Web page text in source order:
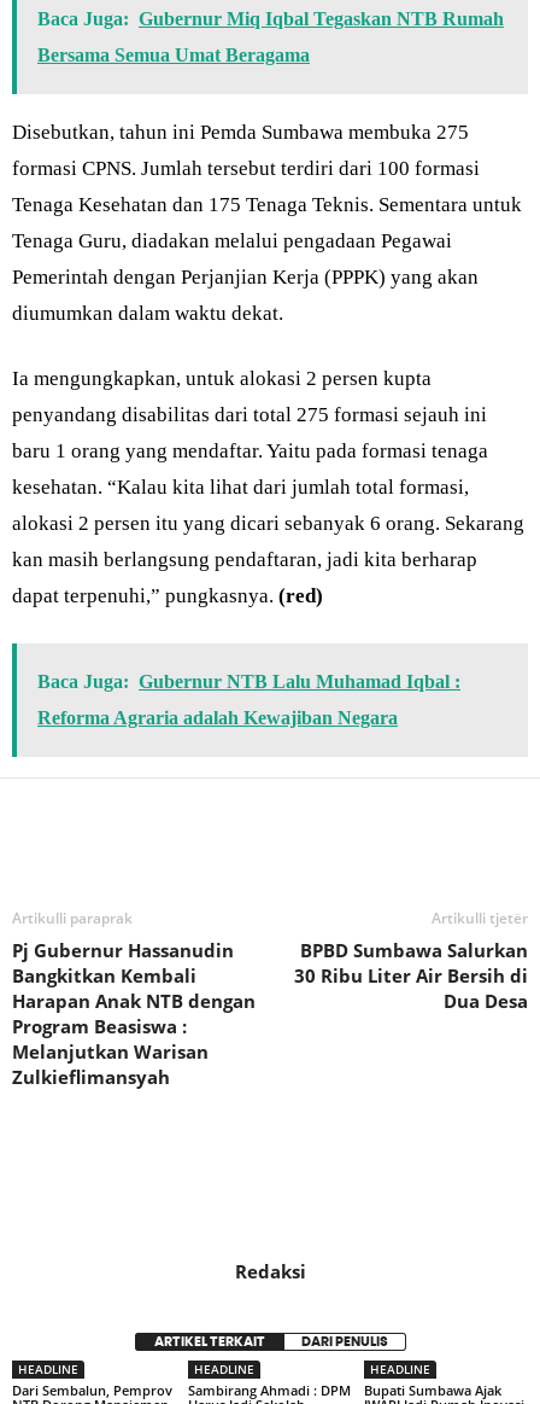
Baca Juga: Gubernur Miq Iqbal Tegaskan NTB Rumah
Bersama Semua Umat Beragama
Disebutkan, tahun ini Pemda Sumbawa membuka 275
formasi CPNS. Jumlah tersebut terdiri dari 100 formasi
Tenaga Kesehatan dan 175 Tenaga Teknis. Sementara untuk
Tenaga Guru, diadakan melalui pengadaan Pegawai
Pemerintah dengan Perjanjian Kerja (PPPK) yang akan
diumumkan dalam waktu dekat.
Ia mengungkapkan, untuk alokasi 2 persen kupta
penyandang disabilitas dari total 275 formasi sejauh ini
baru 1 orang yang mendaftar. Yaitu pada formasi tenaga
kesehatan. “Kalau kita lihat dari jumlah total formasi,
alokasi 2 persen itu yang dicari sebanyak 6 orang. Sekarang
kan masih berlangsung pendaftaran, jadi kita berharap
dapat terpenuhi,” pungkasnya. (red)
Baca Juga: Gubernur NTB Lalu Muhamad Iqbal :
Reforma Agraria adalah Kewajiban Negara
Artikulli paraprak
Pj Gubernur Hassanudin
Bangkitkan Kembali
Harapan Anak NTB dengan
Program Beasiswa :
Melanjutkan Warisan
Zulkieflimansyah
Artikulli tjetër
BPBD Sumbawa Salurkan
30 Ribu Liter Air Bersih di
Dua Desa
Redaksi
ARTIKEL TERKAIT DARI PENULIS
HEADLINE
Dari Sembalun, Pemprov
HEADLINE
Sambirang Ahmadi : DPM
HEADLINE
Bupati Sumbawa Ajak